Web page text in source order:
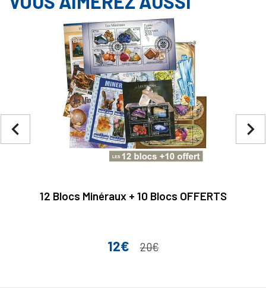
12 Blocs Minéraux + 10 Blocs OFFERTS
Prix
12€ Prix de base
20€
navigate_next
navigate_before